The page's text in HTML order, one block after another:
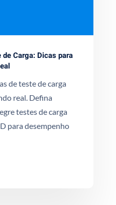
Carga: Dicas para
de teste de carga
real. Defina
testes de carga
para desempenho